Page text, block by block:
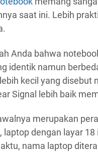
saat ini. Lebih
Anda bahwa
identik namun
kecil yang disebut
Signal lebih baik
merupakan
laptop dengan layar
nama laptop